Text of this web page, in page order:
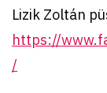
Lizik Zoltán
https://
/